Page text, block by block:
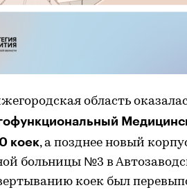
область
коек, а позднее новый
больницы №3 в
коек был